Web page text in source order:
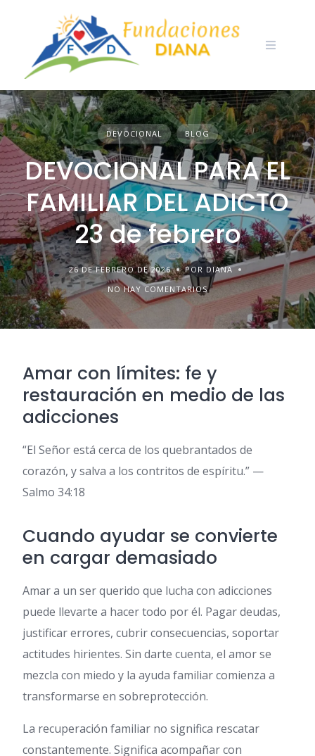
DEVOCIONAL BLOG
DEVOCIONAL PARA EL
FAMILIAR DEL ADICTO
23 de febrero
26 DE FEBRERO DE 2026
POR DIANA
NO HAY COMENTARIOS
Amar con límites: fe y
restauración en medio de las
adicciones
“El Señor está cerca de los quebrantados de
corazón, y salva a los contritos de espíritu.” —
Salmo 34:18
Cuando ayudar se convierte
en cargar demasiado
Amar a un ser querido que lucha con adicciones
puede llevarte a hacer todo por él. Pagar deudas,
justificar errores, cubrir consecuencias, soportar
actitudes hirientes. Sin darte cuenta, el amor se
mezcla con miedo y la ayuda familiar comienza a
transformarse en sobreprotección.
La recuperación familiar no significa rescatar
constantemente. Significa acompañar con